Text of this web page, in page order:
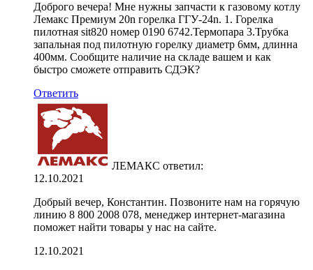
Доброго вечера! Мне нужны запчасти к газовому котлу
Лемакс Премиум 20n горелка ГГУ-24n. 1. Горелка
пилотная sit820 номер 0190 6742.Термопара 3.Трубка
запальная под пилотную горелку диаметр 6мм, длинна
400мм. Сообщите наличие на складе вашем и как
быстро сможете отправить СДЭК?
Ответить
ЛЕМАКС ответил:
12.10.2021
Добрый вечер, Константин. Позвоните нам на горячую
линию 8 800 2008 078, менеджер интернет-магазина
поможет найти товары у нас на сайте.
12.10.2021